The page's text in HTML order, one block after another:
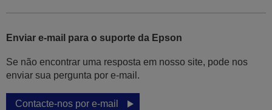
Enviar e-mail para o suporte da Epson
Se não encontrar uma resposta em nosso site, pode nos
enviar sua pergunta por e-mail.
Contacte-nos por e-mail